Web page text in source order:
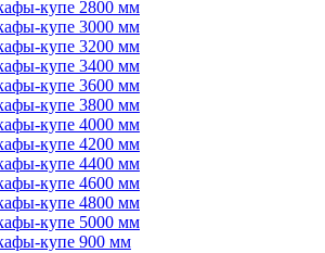
купе 2800 мм
купе 3000 мм
купе 3200 мм
купе 3400 мм
купе 3600 мм
купе 3800 мм
купе 4000 мм
купе 4200 мм
купе 4400 мм
купе 4600 мм
купе 4800 мм
купе 5000 мм
купе 900 мм